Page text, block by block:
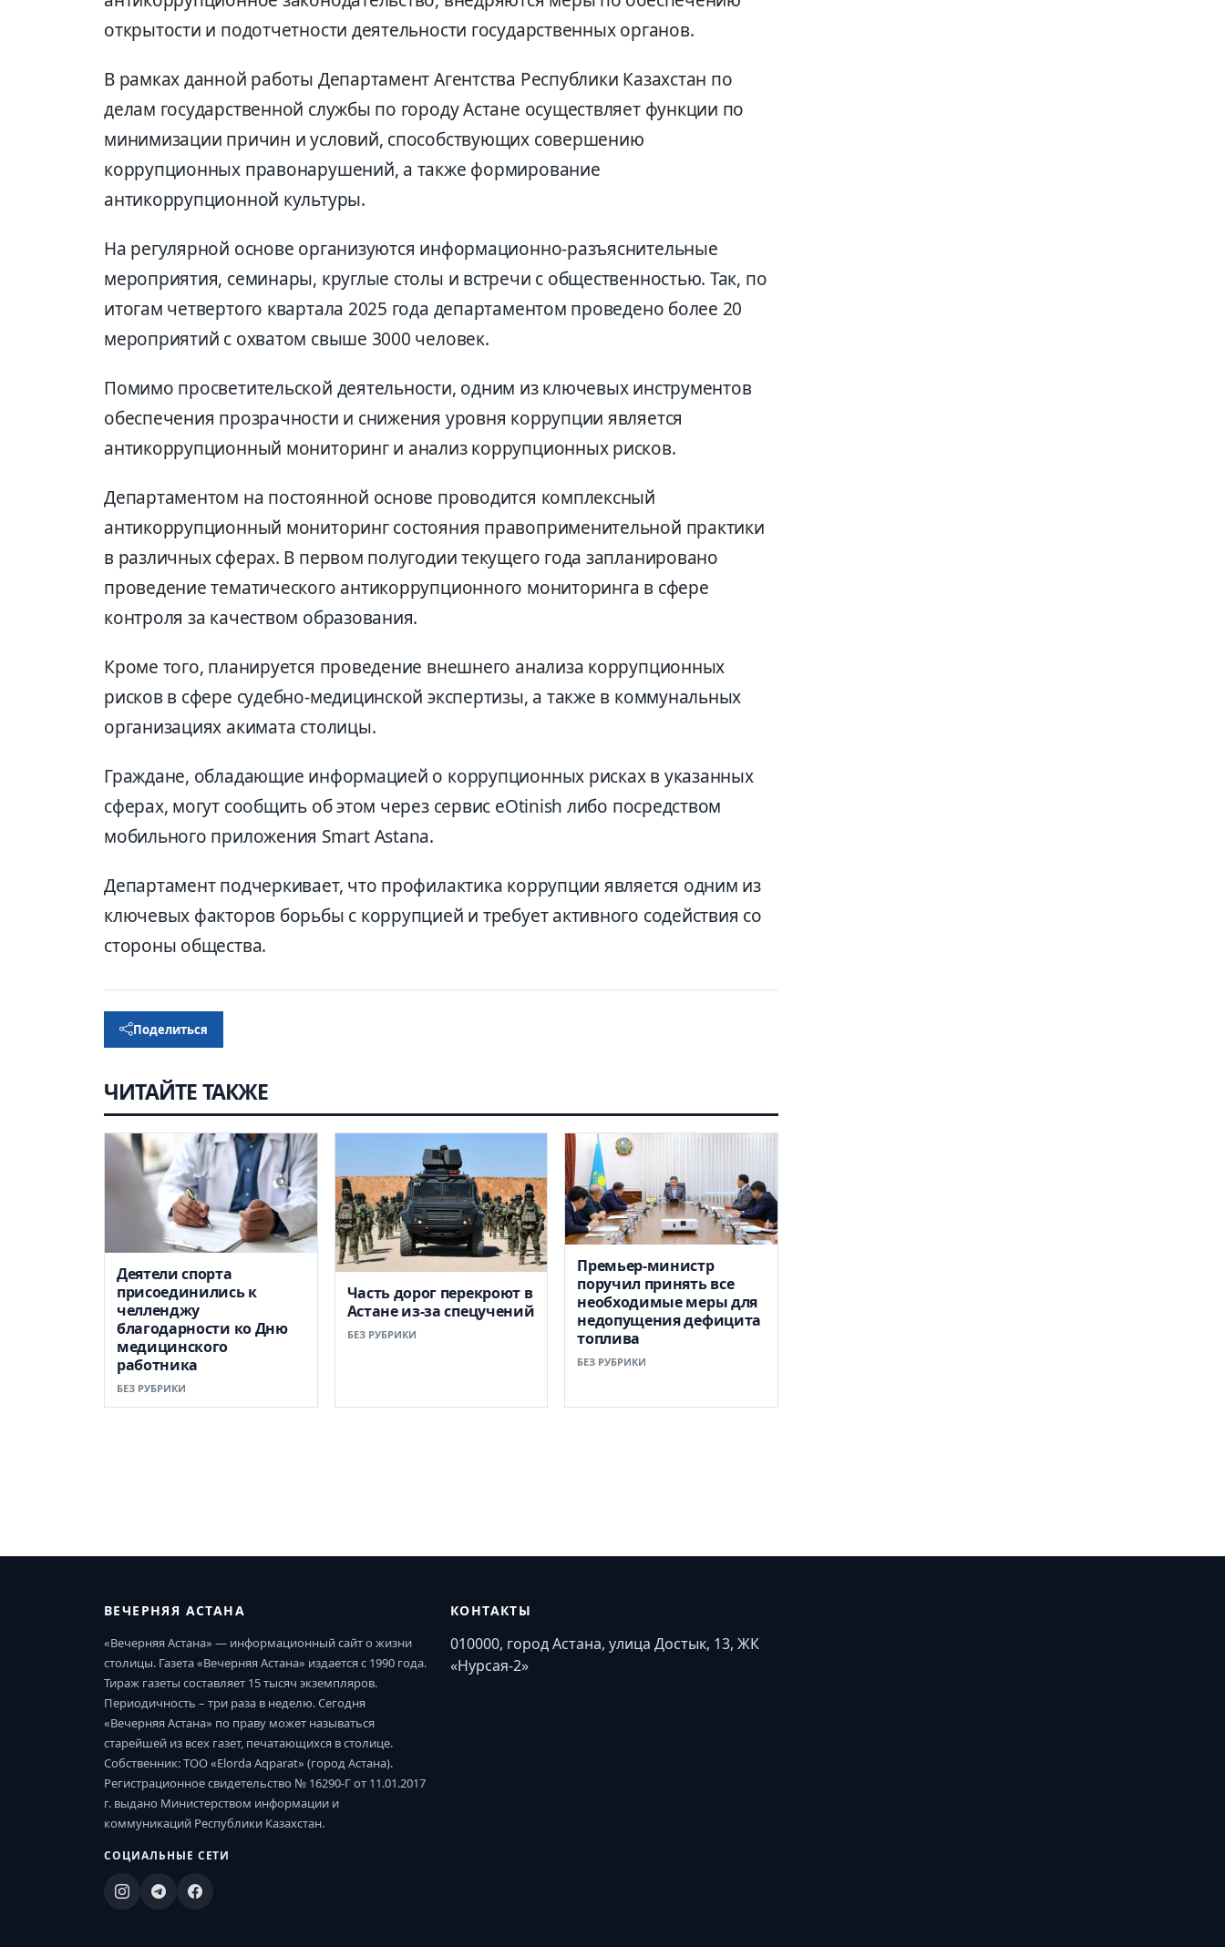
открытости и подотчетности деятельности государственных органов.
В рамках данной работы Департамент Агентства Республики Казахстан по
делам государственной службы по городу Астане осуществляет функции по
минимизации причин и условий, способствующих совершению
коррупционных правонарушений, а также формирование
антикоррупционной культуры.
На регулярной основе организуются информационно-разъяснительные
мероприятия, семинары, круглые столы и встречи с общественностью. Так, по
итогам четвертого квартала 2025 года департаментом проведено более 20
мероприятий с охватом свыше 3000 человек.
Помимо просветительской деятельности, одним из ключевых инструментов
обеспечения прозрачности и снижения уровня коррупции является
антикоррупционный мониторинг и анализ коррупционных рисков.
Департаментом на постоянной основе проводится комплексный
антикоррупционный мониторинг состояния правоприменительной практики
в различных сферах. В первом полугодии текущего года запланировано
проведение тематического антикоррупционного мониторинга в сфере
контроля за качеством образования.
Кроме того, планируется проведение внешнего анализа коррупционных
рисков в сфере судебно-медицинской экспертизы, а также в коммунальных
организациях акимата столицы.
Граждане, обладающие информацией о коррупционных рисках в указанных
сферах, могут сообщить об этом через сервис eOtinish либо посредством
мобильного приложения Smart Astana.
Департамент подчеркивает, что профилактика коррупции является одним из
ключевых факторов борьбы с коррупцией и требует активного содействия со
стороны общества.
Поделиться
ЧИТАЙТЕ ТАКЖЕ
Деятели спорта
присоединились к
челленджу
благодарности ко Дню
медицинского
работника
БЕЗ РУБРИКИ
Часть дорог перекроют в
Астане из-за спецучений
БЕЗ РУБРИКИ
Премьер-министр
поручил принять все
необходимые меры для
недопущения дефицита
топлива
БЕЗ РУБРИКИ
ВЕЧЕРНЯЯ АСТАНА
«Вечерняя Астана» — информационный сайт о жизни
столицы. Газета «Вечерняя Астана» издается с 1990 года.
Тираж газеты составляет 15 тысяч экземпляров.
Периодичность – три раза в неделю. Сегодня
«Вечерняя Астана» по праву может называться
старейшей из всех газет, печатающихся в столице.
Собственник: ТОО «Elorda Aqparat» (город Астана).
Регистрационное свидетельство № 16290-Г от 11.01.2017
г. выдано Министерством информации и
коммуникаций Республики Казахстан.
СОЦИАЛЬНЫЕ СЕТИ
КОНТАКТЫ
010000, город Астана, улица Достык, 13, ЖК
«Нурсая-2»